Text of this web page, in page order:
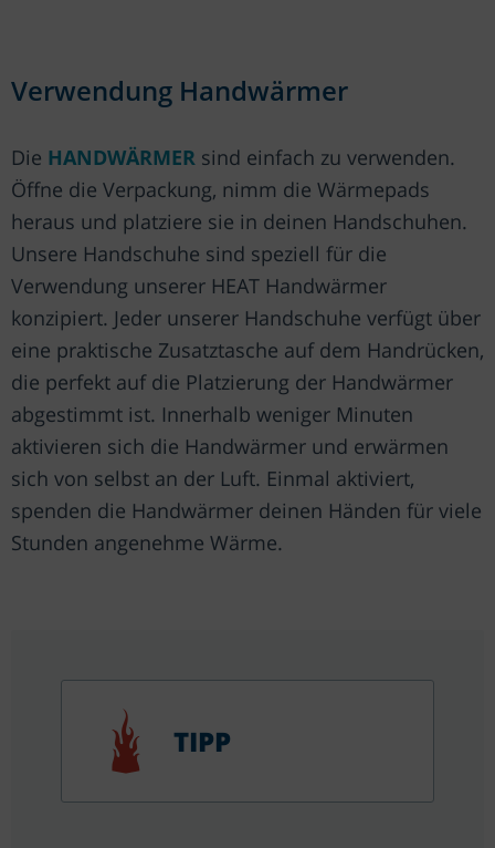
Verwendung Handwärmer
Die HANDWÄRMER sind einfach zu verwenden.
Öffne die Verpackung, nimm die Wärmepads
heraus und platziere sie in deinen Handschuhen.
Unsere Handschuhe sind speziell für die
Verwendung unserer HEAT Handwärmer
konzipiert. Jeder unserer Handschuhe verfügt über
eine praktische Zusatztasche auf dem Handrücken,
die perfekt auf die Platzierung der Handwärmer
abgestimmt ist. Innerhalb weniger Minuten
aktivieren sich die Handwärmer und erwärmen
sich von selbst an der Luft. Einmal aktiviert,
spenden die Handwärmer deinen Händen für viele
Stunden angenehme Wärme.
TIPP